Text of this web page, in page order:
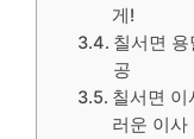
게!
칠서면
공
칠서면 이
러운 이사